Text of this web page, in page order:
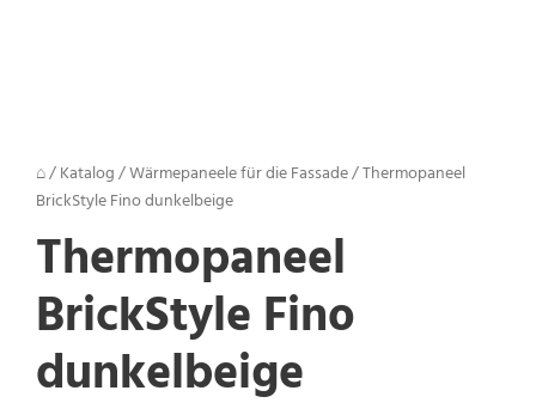
⌂/Katalog/Wärmepaneele für die Fassade/Thermopaneel
BrickStyle Fino dunkelbeige
Thermopaneel
BrickStyle Fino
dunkelbeige